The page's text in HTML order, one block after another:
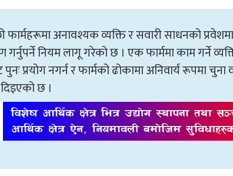
अनावश्यक व्यक्ति र सवारी साधनको
गर्नुपर्ने नियम लागू गरेको छ । एक फार्ममा काम गर्ने
प्रयोग नगर्न र फार्मको ढोकामा अनिवार्य रूपमा
छ ।